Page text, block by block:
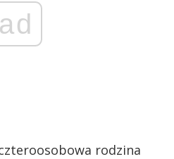
ad
rodzina